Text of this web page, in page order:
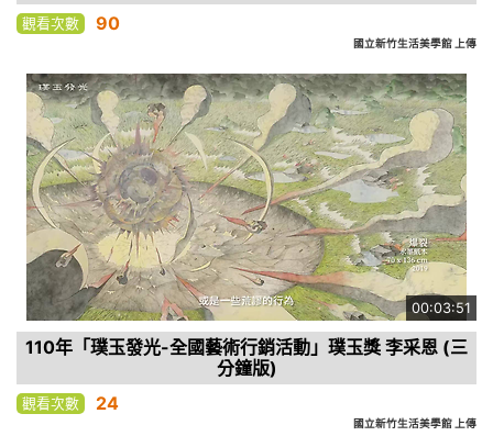
觀看次數 90
國立新竹生活美學館 上傳
00:03:51
110年「璞玉發光-全國藝術行銷活動」璞玉獎 李采恩 (三
分鐘版)
觀看次數 24
國立新竹生活美學館 上傳